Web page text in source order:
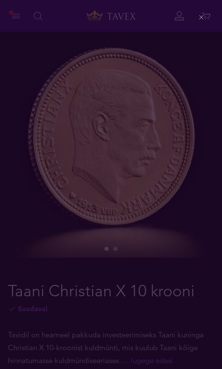
Taani Christian X 10 krooni
Saadaval
Tavidil on heameel pakkuda investeerimiseks Taani kuninga
Christian X 10-kroonist kuldmünti, mis kuulub Taani kõige
hinnatumasse kuldmündiseeriasse. ... lugege edasi
Close